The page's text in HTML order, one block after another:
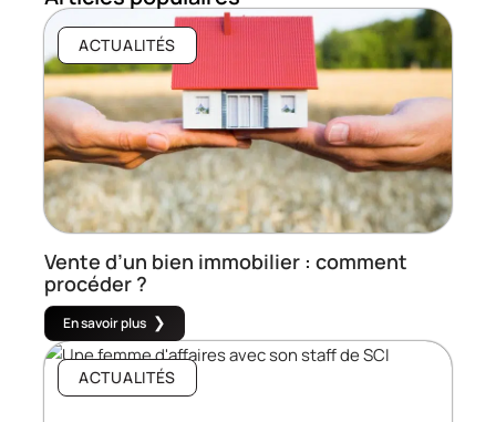
ACTUALITÉS
Vente d’un bien immobilier : comment
procéder ?
En savoir plus
ACTUALITÉS